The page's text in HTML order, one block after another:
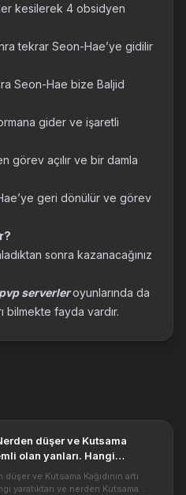
kesilerek 4 obsidyen
tekrar Seon-Hae’ye gidilir
Seon-Hae bize Baljid
gider ve işaretli
görev açılır ve bir damla
geri dönülür ve görev
sonra kazanacağınız
serverleroyunlarında da
bilmekte fayda vardır.
düşer ve Kutsama
olan yanları. Hangi
Kağıdı düşer.
ve Kutsama Kağıdının artı
yaratıktan ve nerden Kutsama